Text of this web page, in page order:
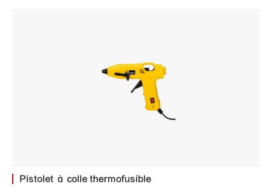
Pistolet à colle thermofusible